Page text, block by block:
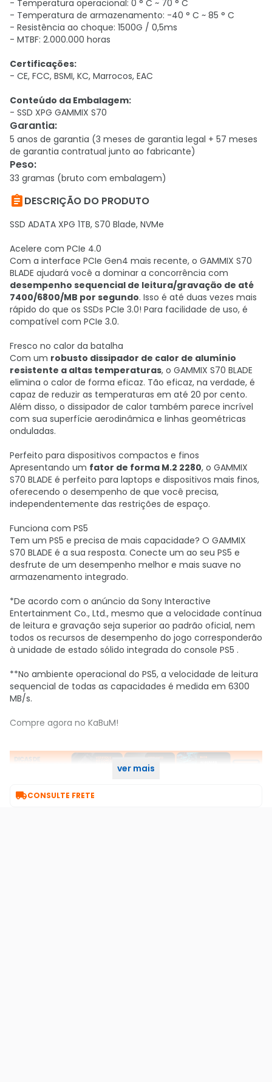
- Temperatura operacional: 0 ° C ~ 70 ° C
- Temperatura de armazenamento: -40 ° C ~ 85 ° C
- Resistência ao choque: 1500G / 0,5ms
- MTBF: 2.000.000 horas
Certificações:
- CE, FCC, BSMI, KC, Marrocos, EAC
Conteúdo da Embalagem:
- SSD XPG GAMMIX S70
Garantia:
5 anos de garantia (3 meses de garantia legal + 57 meses
de garantia contratual junto ao fabricante)
Peso:
33 gramas (bruto com embalagem)
DESCRIÇÃO DO PRODUTO
SSD ADATA XPG 1TB, S70 Blade, NVMe
Acelere com PCIe 4.0
Com a interface PCIe Gen4 mais recente, o GAMMIX S70
BLADE ajudará você a dominar a concorrência com
desempenho sequencial de leitura/gravação de até
7400/6800/MB por segundo. Isso é até duas vezes mais
rápido do que os SSDs PCIe 3.0! Para facilidade de uso, é
compatível com PCIe 3.0.
Fresco no calor da batalha
Com um robusto dissipador de calor de alumínio
resistente a altas temperaturas, o GAMMIX S70 BLADE
elimina o calor de forma eficaz. Tão eficaz, na verdade, é
capaz de reduzir as temperaturas em até 20 por cento.
Além disso, o dissipador de calor também parece incrível
com sua superfície aerodinâmica e linhas geométricas
onduladas.
Perfeito para dispositivos compactos e finos
Apresentando um fator de forma M.2 2280, o GAMMIX
S70 BLADE é perfeito para laptops e dispositivos mais finos,
oferecendo o desempenho de que você precisa,
independentemente das restrições de espaço.
Funciona com PS5
Tem um PS5 e precisa de mais capacidade? O GAMMIX
S70 BLADE é a sua resposta. Conecte um ao seu PS5 e
desfrute de um desempenho melhor e mais suave no
armazenamento integrado.
*De acordo com o anúncio da Sony Interactive
Entertainment Co., Ltd., mesmo que a velocidade contínua
de leitura e gravação seja superior ao padrão oficial, nem
todos os recursos de desempenho do jogo corresponderão
à unidade de estado sólido integrada do console PS5 .
**No ambiente operacional do PS5, a velocidade de leitura
sequencial de todas as capacidades é medida em 6300
MB/s.
Compre agora no KaBuM!
ver mais
CONSULTE FRETE